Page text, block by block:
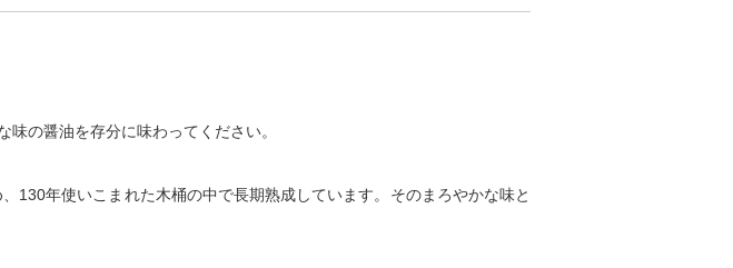
の醤油を存分に味わってください。
130年使いこまれた木桶の中で長期熟成しています。そのまろやかな味と